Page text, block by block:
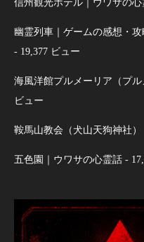
信州観光ホテル｜ウワサの心
幽霊列車｜ゲームの感想・
- 19,377 ビュー
海風洋館プルメーリア（プ
ビュー
鞍馬山教会（犬山天狗神社
五色園｜ウワサの心霊話 -